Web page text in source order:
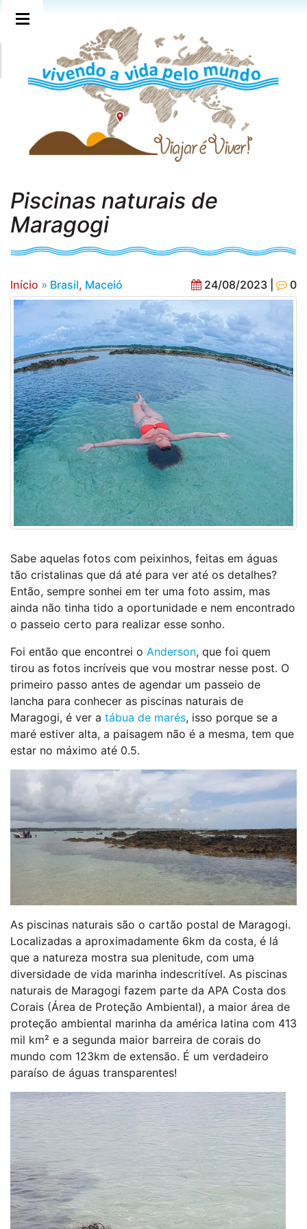
Piscinas naturais de
Maragogi
Início » Brasil, Maceió 24/08/2023 | 0
Sabe aquelas fotos com peixinhos, feitas em águas
tão cristalinas que dá até para ver até os detalhes?
Então, sempre sonhei em ter uma foto assim, mas
ainda não tinha tido a oportunidade e nem encontrado
o passeio certo para realizar esse sonho.
Foi então que encontrei o Anderson, que foi quem
tirou as fotos incríveis que vou mostrar nesse post. O
primeiro passo antes de agendar um passeio de
lancha para conhecer as piscinas naturais de
Maragogi, é ver a tábua de marés, isso porque se a
maré estiver alta, a paisagem não é a mesma, tem que
estar no máximo até 0.5.
As piscinas naturais são o cartão postal de Maragogi.
Localizadas a aproximadamente 6km da costa, é lá
que a natureza mostra sua plenitude, com uma
diversidade de vida marinha indescritível. As piscinas
naturais de Maragogi fazem parte da APA Costa dos
Corais (Área de Proteção Ambiental), a maior área de
proteção ambiental marinha da américa latina com 413
mil km² e a segunda maior barreira de corais do
mundo com 123km de extensão. É um verdadeiro
paraíso de águas transparentes!